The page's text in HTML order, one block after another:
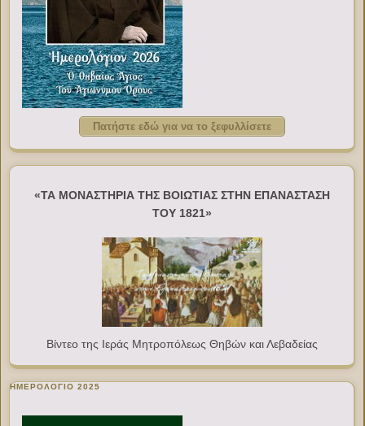
Πατήστε εδώ για να το ξεφυλλίσετε
«ΤΑ ΜΟΝΑΣΤΗΡΙΑ ΤΗΣ ΒΟΙΩΤΙΑΣ ΣΤΗΝ ΕΠΑΝΑΣΤΑΣΗ
ΤΟΥ 1821»
Βίντεο της Ιεράς Μητροπόλεως Θηβών και Λεβαδείας
ΗΜΕΡΟΛΟΓΙΟ 2025